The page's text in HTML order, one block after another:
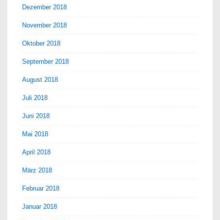
Dezember 2018
November 2018
Oktober 2018
September 2018
August 2018
Juli 2018
Juni 2018
Mai 2018
April 2018
März 2018
Februar 2018
Januar 2018